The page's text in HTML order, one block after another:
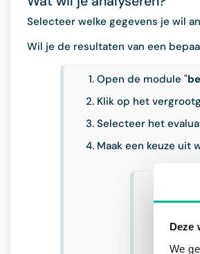
Deze
We
Selecteer welke gegevens je wil
Wil je de resultaten van een
Open de module "
Klik op het
Selecteer het
Maak een keuze uit
bij
de